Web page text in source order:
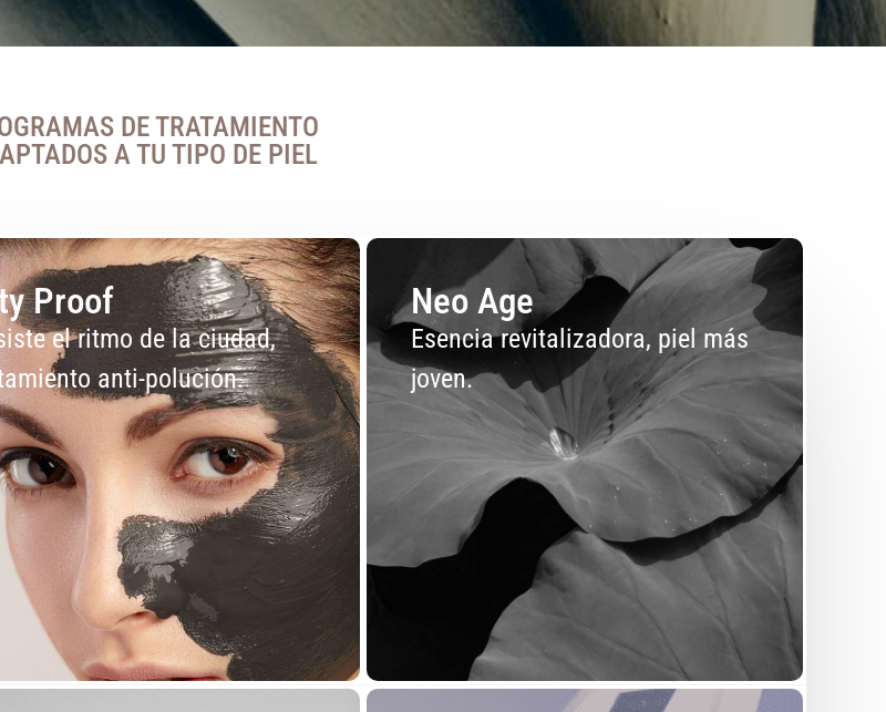
DE TRATAMIENTO
A TU TIPO DE PIEL
Proof
el ritmo de la ciudad,
anti-polución.
Neo Age
Esencia revitalizadora, piel más
joven.